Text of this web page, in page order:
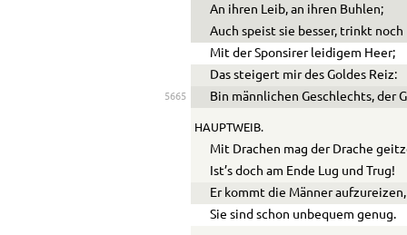
An ihren Leib, an ihren Buhlen;
Auch speist sie besser, trinkt noch
Mit der Sponsirer leidigem Heer;
Das steigert mir des Goldes Reiz:
5665 Bin männlichen Geschlechts, der
HAUPTWEIB.
Mit Drachen mag der Drache
Ist’s doch am Ende Lug und Trug!
Er kommt die Männer aufzureizen,
Sie sind schon unbequem genug.